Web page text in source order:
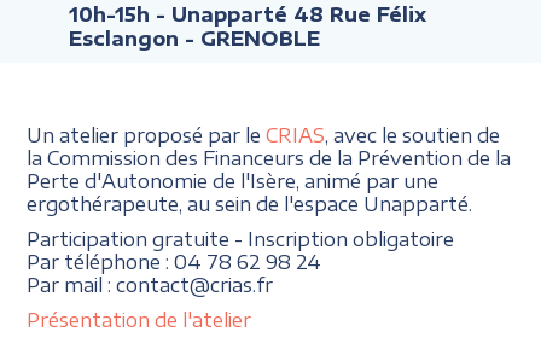
10h-15h - Unapparté 48 Rue Félix
Esclangon - GRENOBLE
Un atelier proposé par leCRIAS , avec le soutien de
la Commission des Financeurs de la Prévention de la
Perte d'Autonomie de l'Isère, animé par une
ergothérapeute, au sein de l'espace Unapparté.
Participation gratuite - Inscription obligatoire
Par téléphone : 04 78 62 98 24
Par mail : contact@crias.fr
Présentation de l'atelier